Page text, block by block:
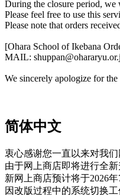
During the closure period, we
Please feel free to use this
Please note that orders
[Ohara School of Ikebana
MAIL:
We sincerely apologize for
简体中文
衷心感谢您一直以来对我们
由于网上商店即将进行全新
新网上商店预计将于2026
因改版过程中的系统切换